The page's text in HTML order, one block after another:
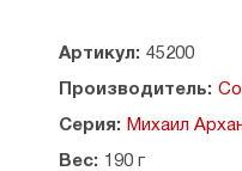
Артикул: 45200
Производитель:
Серия: Михаил
Вес: 190 г